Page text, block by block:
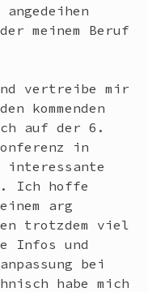
meinem Beruf
vertreibe mir
kommenden
auf der 6.
in
interessante
Ich hoffe
arg
trotzdem viel
Infos und
bei
habe mich